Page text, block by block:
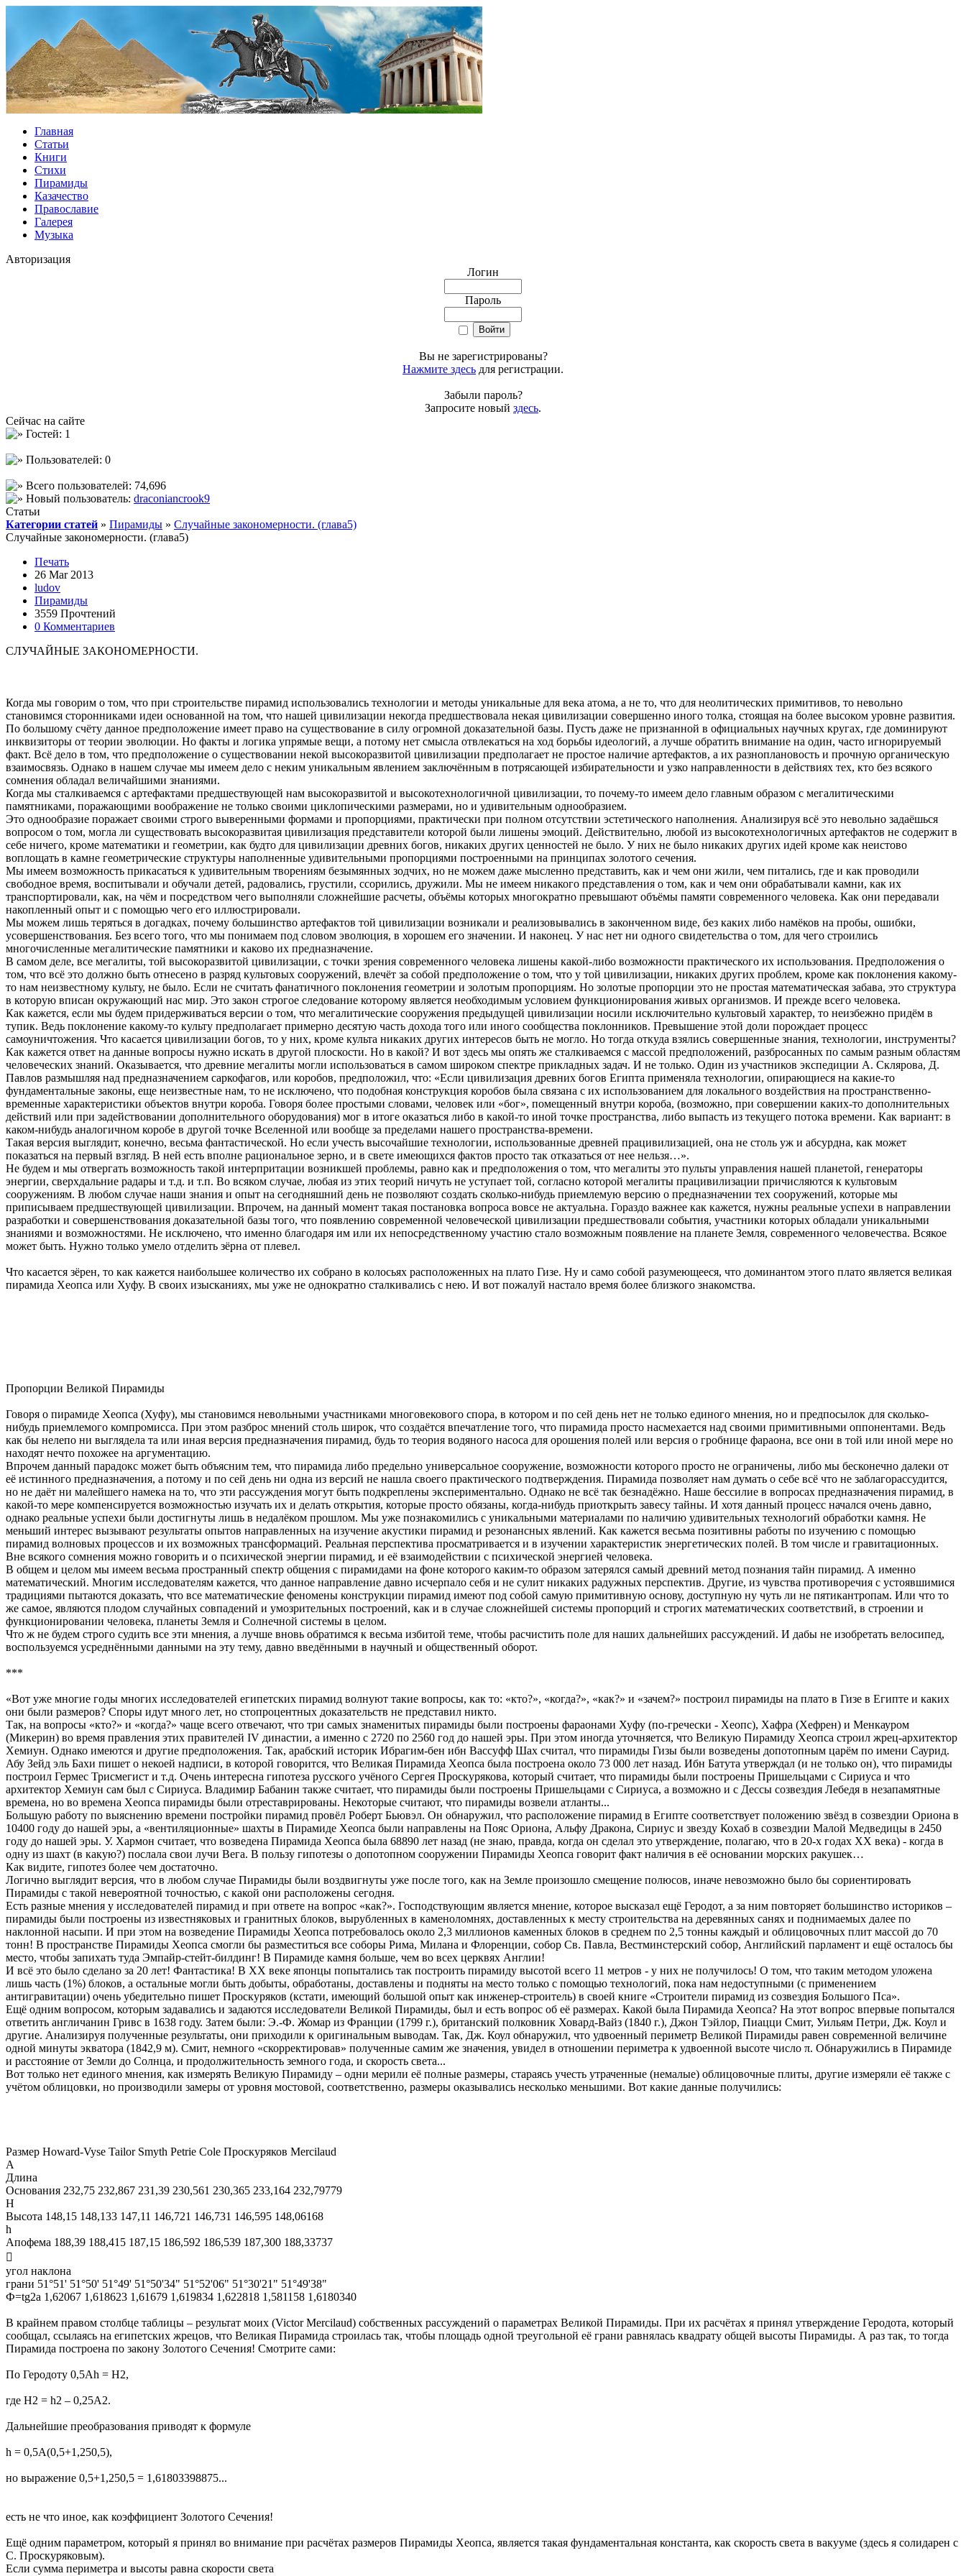
Главная
Статьи
Книги
Стихи
Пирамиды
Казачество
Православие
Галерея
Музыка
Авторизация
Логин
Пароль
Вы не зарегистрированы?
Нажмите здесь для регистрации.
Забыли пароль?
Запросите новый здесь.
Сейчас на сайте
Гостей: 1
Пользователей: 0
Всего пользователей: 74,696
Новый пользователь: draconiancrook9
Статьи
Категории статей » Пирамиды » Случайные закономерности. (глава5)
Случайные закономерности. (глава5)
Печать
26 Mar 2013
ludov
Пирамиды
3559 Прочтений
0 Комментариев
СЛУЧАЙНЫЕ ЗАКОНОМЕРНОСТИ.
Когда мы говорим о том, что при строительстве пирамид использовались технологии и методы уникальные для века атома, а не то, что для неолитических примитивов, то невольно
становимся сторонниками идеи основанной на том, что нашей цивилизации некогда предшествовала некая цивилизации совершенно иного толка, стоящая на более высоком уровне развития.
По большому счёту данное предположение имеет право на существование в силу огромной доказательной базы. Пусть даже не признанной в официальных научных кругах, где доминируют
инквизиторы от теории эволюции. Но факты и логика упрямые вещи, а потому нет смысла отвлекаться на ход борьбы идеологий, а лучше обратить внимание на один, часто игнорируемый
факт. Всё дело в том, что предположение о существовании некой высокоразвитой цивилизации предполагает не простое наличие артефактов, а их разноплановость и прочную органическую
взаимосвязь. Однако в нашем случае мы имеем дело с неким уникальным явлением заключённым в потрясающей избирательности и узко направленности в действиях тех, кто без всякого
сомнения обладал величайшими знаниями.
Когда мы сталкиваемся с артефактами предшествующей нам высокоразвитой и высокотехнологичной цивилизации, то почему-то имеем дело главным образом с мегалитическими
памятниками, поражающими воображение не только своими циклопическими размерами, но и удивительным однообразием.
Это однообразие поражает своими строго выверенными формами и пропорциями, практически при полном отсутствии эстетического наполнения. Анализируя всё это невольно задаёшься
вопросом о том, могла ли существовать высокоразвитая цивилизация представители которой были лишены эмоций. Действительно, любой из высокотехнологичных артефактов не содержит в
себе ничего, кроме математики и геометрии, как будто для цивилизации древних богов, никаких других ценностей не было. У них не было никаких других идей кроме как неистово
воплощать в камне геометрические структуры наполненные удивительными пропорциями построенными на принципах золотого сечения.
Мы имеем возможность прикасаться к удивительным творениям безымянных зодчих, но не можем даже мысленно представить, как и чем они жили, чем питались, где и как проводили
свободное время, воспитывали и обучали детей, радовались, грустили, ссорились, дружили. Мы не имеем никакого представления о том, как и чем они обрабатывали камни, как их
транспортировали, как, на чём и посредством чего выполняли сложнейшие расчеты, объёмы которых многократно превышают объёмы памяти современного человека. Как они передавали
накопленный опыт и с помощью чего его иллюстрировали.
Мы можем лишь теряться в догадках, почему большинство артефактов той цивилизации возникали и реализовывались в законченном виде, без каких либо намёков на пробы, ошибки,
усовершенствования. Без всего того, что мы понимаем под словом эволюция, в хорошем его значении. И наконец. У нас нет ни одного свидетельства о том, для чего строились
многочисленные мегалитические памятники и каково их предназначение.
В самом деле, все мегалиты, той высокоразвитой цивилизации, с точки зрения современного человека лишены какой-либо возможности практического их использования. Предположения о
том, что всё это должно быть отнесено в разряд культовых сооружений, влечёт за собой предположение о том, что у той цивилизации, никаких других проблем, кроме как поклонения какому-
то нам неизвестному культу, не было. Если не считать фанатичного поклонения геометрии и золотым пропорциям. Но золотые пропорции это не простая математическая забава, это структура
в которую вписан окружающий нас мир. Это закон строгое следование которому является необходимым условием функционирования живых организмов. И прежде всего человека.
Как кажется, если мы будем придерживаться версии о том, что мегалитические сооружения предыдущей цивилизации носили исключительно культовый характер, то неизбежно придём в
тупик. Ведь поклонение какому-то культу предполагает примерно десятую часть дохода того или иного сообщества поклонников. Превышение этой доли порождает процесс
самоуничтожения. Что касается цивилизации богов, то у них, кроме культа никаких других интересов быть не могло. Но тогда откуда взялись совершенные знания, технологии, инструменты?
Как кажется ответ на данные вопросы нужно искать в другой плоскости. Но в какой? И вот здесь мы опять же сталкиваемся с массой предположений, разбросанных по самым разным областям
человеческих знаний. Оказывается, что древние мегалиты могли использоваться в самом широком спектре прикладных задач. И не только. Один из участников экспедиции А. Склярова, Д.
Павлов размышляя над предназначением саркофагов, или коробов, предположил, что: «Если цивилизация древних богов Египта применяла технологии, опирающиеся на какие-то
фундаментальные законы, еще неизвестные нам, то не исключено, что подобная конструкция коробов была связана с их использованием для локального воздействия на пространственно-
временные характеристики объектов внутри короба. Говоря более простыми словами, человек или «бог», помещенный внутри короба, (возможно, при совершении каких-то дополнительных
действий или при задействовании дополнительного оборудования) мог в итоге оказаться либо в какой-то иной точке пространства, либо выпасть из текущего потока времени. Как вариант: в
каком-нибудь аналогичном коробе в другой точке Вселенной или вообще за пределами нашего пространства-времени.
Такая версия выглядит, конечно, весьма фантастической. Но если учесть высочайшие технологии, использованные древней працивилизацией, она не столь уж и абсурдна, как может
показаться на первый взгляд. В ней есть вполне рациональное зерно, и в свете имеющихся фактов просто так отказаться от нее нельзя…».
Не будем и мы отвергать возможность такой интерпритации возникшей проблемы, равно как и предположения о том, что мегалиты это пульты управления нашей планетой, генераторы
энергии, сверхдальние радары и т.д. и т.п. Во всяком случае, любая из этих теорий ничуть не уступает той, согласно которой мегалиты працивилизации причисляются к культовым
сооружениям. В любом случае наши знания и опыт на сегодняшний день не позволяют создать сколько-нибудь приемлемую версию о предназначении тех сооружений, которые мы
приписываем предшествующей цивилизации. Впрочем, на данный момент такая постановка вопроса вовсе не актуальна. Гораздо важнее как кажется, нужны реальные успехи в направлении
разработки и совершенствования доказательной базы того, что появлению современной человеческой цивилизации предшествовали события, участники которых обладали уникальными
знаниями и возможностями. Не исключено, что именно благодаря им или их непосредственному участию стало возможным появление на планете Земля, современного человечества. Всякое
может быть. Нужно только умело отделить зёрна от плевел.
Что касается зёрен, то как кажется наибольшее количество их собрано в колосьях расположенных на плато Гизе. Ну и само собой разумеющееся, что доминантом этого плато является великая
пирамида Хеопса или Хуфу. В своих изысканиях, мы уже не однократно сталкивались с нею. И вот пожалуй настало время более близкого знакомства.
Пропорции Великой Пирамиды
Говоря о пирамиде Хеопса (Хуфу), мы становимся невольными участниками многовекового спора, в котором и по сей день нет не только единого мнения, но и предпосылок для сколько-
нибудь приемлемого компромисса. При этом разброс мнений столь широк, что создаётся впечатление того, что пирамида просто насмехается над своими примитивными оппонентами. Ведь
как бы нелепо ни выглядела та или иная версия предназначения пирамид, будь то теория водяного насоса для орошения полей или версия о гробнице фараона, все они в той или иной мере но
находят нечто похожее на аргументацию.
Впрочем данный парадокс может быть объясним тем, что пирамида либо предельно универсальное сооружение, возможности которого просто не ограничены, либо мы бесконечно далеки от
её истинного предназначения, а потому и по сей день ни одна из версий не нашла своего практического подтверждения. Пирамида позволяет нам думать о себе всё что не заблагорассудится,
но не даёт ни малейшего намека на то, что эти рассуждения могут быть подкреплены экспериментально. Однако не всё так безнадёжно. Наше бессилие в вопросах предназначения пирамид, в
какой-то мере компенсируется возможностью изучать их и делать открытия, которые просто обязаны, когда-нибудь приоткрыть завесу тайны. И хотя данный процесс начался очень давно,
однако реальные успехи были достигнуты лишь в недалёком прошлом. Мы уже познакомились с уникальными материалами по наличию удивительных технологий обработки камня. Не
меньший интерес вызывают результаты опытов направленных на изучение акустики пирамид и резонансных явлений. Как кажется весьма позитивны работы по изучению с помощью
пирамид волновых процессов и их возможных трансформаций. Реальная перспектива просматривается и в изучении характеристик энергетических полей. В том числе и гравитационных.
Вне всякого сомнения можно говорить и о психической энергии пирамид, и её взаимодействии с психической энергией человека.
В общем и целом мы имеем весьма пространный спектр общения с пирамидами на фоне которого каким-то образом затерялся самый древний метод познания тайн пирамид. А именно
математический. Многим исследователям кажется, что данное направление давно исчерпало себя и не сулит никаких радужных перспектив. Другие, из чувства противоречия с устоявшимися
традициями пытаются доказать, что все математические феномены конструкции пирамид имеют под собой самую примитивную основу, доступную ну чуть ли не пятикантропам. Или что то
же самое, являются плодом случайных совпадений и умозрительных построений, как и в случае сложнейшей системы пропорций и строгих математических соответствий, в строении и
функционировании человека, планеты Земля и Солнечной системы в целом.
Что ж не будем строго судить все эти мнения, а лучше вновь обратимся к весьма избитой теме, чтобы расчистить поле для наших дальнейших рассуждений. И дабы не изобретать велосипед,
воспользуемся усреднёнными данными на эту тему, давно введёнными в научный и общественный оборот.
***
«Вот уже многие годы многих исследователей египетских пирамид волнуют такие вопросы, как то: «кто?», «когда?», «как?» и «зачем?» построил пирамиды на плато в Гизе в Египте и каких
они были размеров? Споры идут много лет, но стопроцентных доказательств не представил никто.
Так, на вопросы «кто?» и «когда?» чаще всего отвечают, что три самых знаменитых пирамиды были построены фараонами Хуфу (по-гречески - Хеопс), Хафра (Хефрен) и Менкауром
(Микерин) во время правления этих правителей IV династии, а именно с 2720 по 2560 год до нашей эры. При этом иногда уточняется, что Великую Пирамиду Хеопса строил жрец-архитектор
Хемиун. Однако имеются и другие предположения. Так, арабский историк Ибрагим-бен ибн Вассуфф Шах считал, что пирамиды Гизы были возведены допотопным царём по имени Саурид.
Абу Зейд эль Бахи пишет о некоей надписи, в которой говорится, что Великая Пирамида Хеопса была построена около 73 000 лет назад. Ибн Батута утверждал (и не только он), что пирамиды
построил Гермес Трисмегист и т.д. Очень интересна гипотеза русского учёного Сергея Проскурякова, который считает, что пирамиды были построены Пришельцами с Сириуса и что
архитектор Хемиун сам был с Сириуса. Владимир Бабанин также считает, что пирамиды были построены Пришельцами с Сириуса, а возможно и с Дессы созвездия Лебедя в незапамятные
времена, но во времена Хеопса пирамиды были отреставрированы. Некоторые считают, что пирамиды возвели атланты...
Большую работу по выяснению времени постройки пирамид провёл Роберт Бьювэл. Он обнаружил, что расположение пирамид в Египте соответствует положению звёзд в созвездии Ориона в
10400 году до нашей эры, а «вентиляционные» шахты в Пирамиде Хеопса были направлены на Пояс Ориона, Альфу Дракона, Сириус и звезду Кохаб в созвездии Малой Медведицы в 2450
году до нашей эры. У. Хармон считает, что возведена Пирамида Хеопса была 68890 лет назад (не знаю, правда, когда он сделал это утверждение, полагаю, что в 20-х годах ХХ века) - когда в
одну из шахт (в какую?) послала свои лучи Вега. В пользу гипотезы о допотопном сооружении Пирамиды Хеопса говорит факт наличия в её основании морских ракушек…
Как видите, гипотез более чем достаточно.
Логично выглядит версия, что в любом случае Пирамиды были воздвигнуты уже после того, как на Земле произошло смещение полюсов, иначе невозможно было бы сориентировать
Пирамиды с такой невероятной точностью, с какой они расположены сегодня.
Есть разные мнения у исследователей пирамид и при ответе на вопрос «как?». Господствующим является мнение, которое высказал ещё Геродот, а за ним повторяет большинство историков –
пирамиды были построены из известняковых и гранитных блоков, вырубленных в каменоломнях, доставленных к месту строительства на деревянных санях и поднимаемых далее по
наклонной насыпи. И при этом на возведение Пирамиды Хеопса потребовалось около 2,3 миллионов каменных блоков в среднем по 2,5 тонны каждый и облицовочных плит массой до 70
тонн! В пространстве Пирамиды Хеопса смогли бы разместиться все соборы Рима, Милана и Флоренции, собор Св. Павла, Вестминстерский собор, Английский парламент и ещё осталось бы
место, чтобы запихать туда Эмпайр-стейт-билдинг! В Пирамиде камня больше, чем во всех церквях Англии!
И всё это было сделано за 20 лет! Фантастика! В ХХ веке японцы попытались так построить пирамиду высотой всего 11 метров - у них не получилось! О том, что таким методом уложена
лишь часть (1%) блоков, а остальные могли быть добыты, обработаны, доставлены и подняты на место только с помощью технологий, пока нам недоступными (с применением
антигравитации) очень убедительно пишет Проскуряков (кстати, имеющий большой опыт как инженер-строитель) в своей книге «Строители пирамид из созвездия Большого Пса».
Ещё одним вопросом, которым задавались и задаются исследователи Великой Пирамиды, был и есть вопрос об её размерах. Какой была Пирамида Хеопса? На этот вопрос впервые попытался
ответить англичанин Гривс в 1638 году. Затем были: Э.-Ф. Жомар из Франции (1799 г.), британский полковник Ховард-Вайз (1840 г.), Джон Тэйлор, Пиацци Смит, Уильям Петри, Дж. Коул и
другие. Анализируя полученные результаты, они приходили к оригинальным выводам. Так, Дж. Коул обнаружил, что удвоенный периметр Великой Пирамиды равен современной величине
одной минуты экватора (1842,9 м). Смит, немного «скорректировав» полученные самим же значения, увидел в отношении периметра к удвоенной высоте число π. Обнаружились в Пирамиде
и расстояние от Земли до Солнца, и продолжительность земного года, и скорость света...
Вот только нет единого мнения, как измерять Великую Пирамиду – одни мерили её полные размеры, стараясь учесть утраченные (немалые) облицовочные плиты, другие измеряли её также с
учётом облицовки, но производили замеры от уровня мостовой, соответственно, размеры оказывались несколько меньшими. Вот какие данные получились:
Размер Howard-Vyse Tailor Smyth Petrie Cole Проскуряков Mercilaud
A
Длина
Основания 232,75 232,867 231,39 230,561 230,365 233,164 232,79779
H
Высота 148,15 148,133 147,11 146,721 146,731 146,595 148,06168
h
Апофема 188,39 188,415 187,15 186,592 186,539 187,300 188,33737

угол наклона
грани 51°51' 51°50' 51°49' 51°50'34" 51°52'06" 51°30'21" 51°49'38"
Ф=tg2a 1,62067 1,618623 1,61679 1,619834 1,622818 1,581158 1,6180340
В крайнем правом столбце таблицы – результат моих (Victor Mercilaud) собственных рассуждений о параметрах Великой Пирамиды. При их расчётах я принял утверждение Геродота, который
сообщал, ссылаясь на египетских жрецов, что Великая Пирамида строилась так, чтобы площадь одной треугольной её грани равнялась квадрату общей высоты Пирамиды. А раз так, то тогда
Пирамида построена по закону Золотого Сечения! Смотрите сами:
По Геродоту 0,5Ah = H2,
где H2 = h2 – 0,25A2.
Дальнейшие преобразования приводят к формуле
h = 0,5A(0,5+1,250,5),
но выражение 0,5+1,250,5 = 1,61803398875...
есть не что иное, как коэффициент Золотого Сечения!
Ещё одним параметром, который я принял во внимание при расчётах размеров Пирамиды Хеопса, является такая фундаментальная константа, как скорость света в вакууме (здесь я солидарен с
С. Проскуряковым).
Если сумма периметра и высоты равна скорости света